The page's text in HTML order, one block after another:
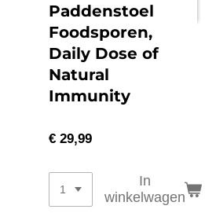
Paddenstoel
Foodsporen,
Daily Dose of
Natural
Immunity
€ 29,99
In
winkelwagen